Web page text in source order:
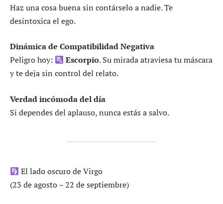
Haz una cosa buena sin contárselo a nadie. Te
desintoxica el ego.
Dinámica de Compatibilidad Negativa
Peligro hoy:
Escorpio. Su mirada atraviesa tu máscara
y te deja sin control del relato.
Verdad incómoda del día
Si dependes del aplauso, nunca estás a salvo.
El lado oscuro de Virgo
(23 de agosto – 22 de septiembre)